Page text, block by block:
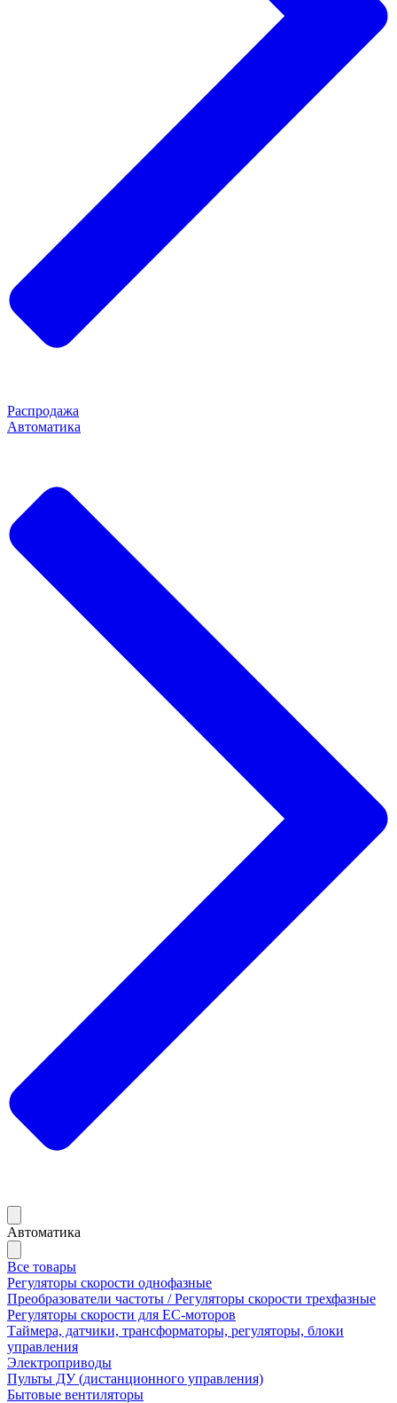
Распродажа
Автоматика
Автоматика
Все товары
Регуляторы скорости однофазные
Преобразователи частоты / Регуляторы скорости трехфазные
Регуляторы скорости для ЕС-моторов
Таймера, датчики, трансформаторы, регуляторы, блоки
управления
Электроприводы
Пульты ДУ (дистанционного управления)
Бытовые вентиляторы